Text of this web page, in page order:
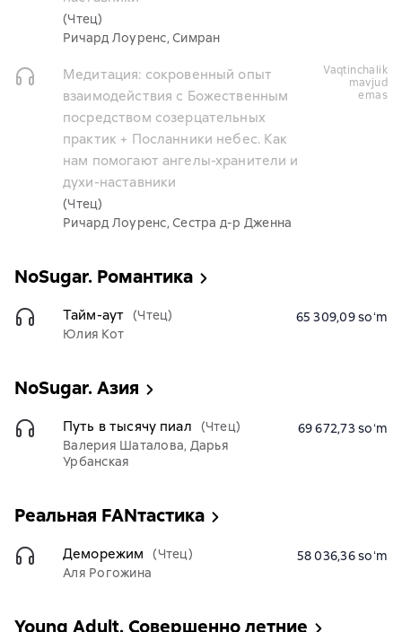
(Чтец)
Ричард Лоуренс, Симран
Медитация: сокровенный опыт
взаимодействия с Божественным
посредством созерцательных
практик + Посланники небес. Как
нам помогают ангелы-хранители и
духи-наставники
(Чтец)
Ричард Лоуренс, Сестра д-р Дженна
vaqtinchalik
mavjud
emas
NoSugar. Романтика
Тайм-аут (Чтец)
Юлия Кот
65 309,09 soʻm
NoSugar. Азия
Путь в тысячу пиал
(Чтец)
Валерия Шаталова, Дарья
Урбанская
69 672,73 soʻm
Реальная FANтастика
Деморежим
(Чтец)
Аля Рогожина
58 036,36 soʻm
Young Аdult. Совершенно летние